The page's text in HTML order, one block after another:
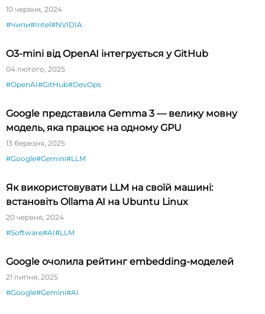
10 червня, 2024
#Чипи#Intel#NVIDIA
O3-mini від OpenAI інтегрується у GitHub
04 лютого, 2025
#OpenAI#GitHub#DevOps
Google представила Gemma 3 — велику мовну
модель, яка працює на одному GPU
13 березня, 2025
#Google#Gemini#LLM
Як використовувати LLM на своїй машині:
встановіть Ollama AI на Ubuntu Linux
20 червня, 2024
#Software#AI#LLM
Google очолила рейтинг embedding-моделей
21 липня, 2025
#Google#Gemini#AI